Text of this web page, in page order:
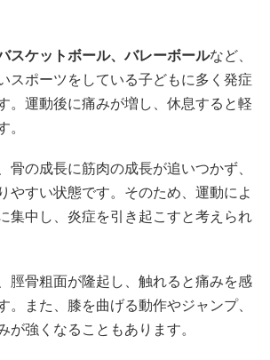
スケットボール、バレーボールなど、
スポーツをしている子どもに多く発症
。​運動後に痛みが増し、休息すると軽
。​
骨の成長に筋肉の成長が追いつかず、
やすい状態です。​そのため、運動によ
集中し、炎症を引き起こすと考えられ
脛骨粗面が隆起し、触れると痛みを感
。​また、膝を曲げる動作やジャンプ、
が強くなることもあります。​